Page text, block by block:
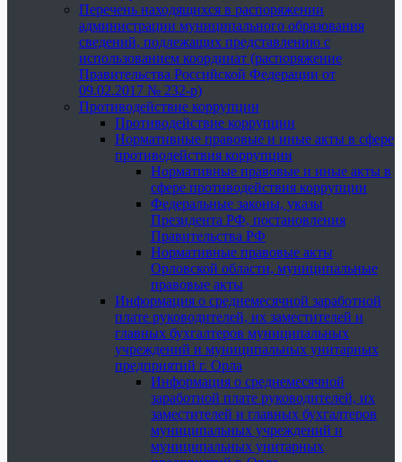
Перечень находящихся в распоряжении
администрации муниципального образования
сведений, подлежащих представлению с
использованием координат (распоряжение
Правительства Российской Федерации от
09.02.2017 № 232-р)
Противодействие коррупции
Противодействие коррупции
Нормативные правовые и иные акты в сфере
противодействия коррупции
Нормативные правовые и иные акты в
сфере противодействия коррупции
Федеральные законы, указы
Президента РФ, постановления
Правительства РФ
Нормативные правовые акты
Орловской области, муниципальные
правовые акты
Информация о среднемесячной заработной
плате руководителей, их заместителей и
главных бухгалтеров муниципальных
учреждений и муниципальных унитарных
предприятий г. Орла
Информация о среднемесячной
заработной плате руководителей, их
заместителей и главных бухгалтеров
муниципальных учреждений и
муниципальных унитарных